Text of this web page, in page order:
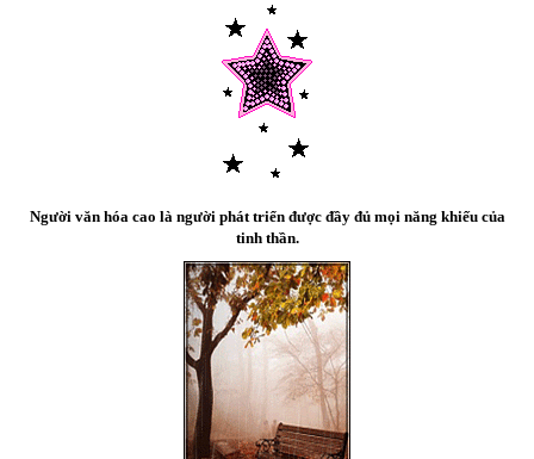
Người văn hóa cao là người phát triển được đầy đủ mọi năng khiếu của
tinh thần.